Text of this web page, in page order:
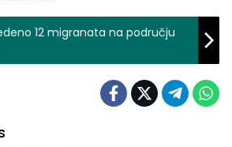
12 migranata na području